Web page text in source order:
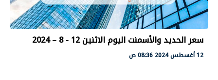
سعر الحديد والأسمنت اليوم الاثنين 12 - 8 – 2024
12 أغسطس 2024 08:36 ص